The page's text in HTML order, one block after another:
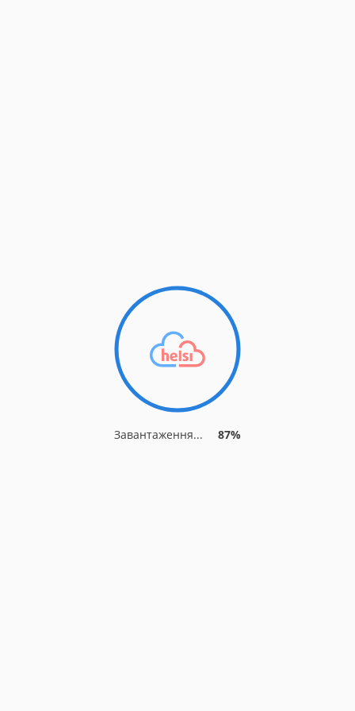
Завантаження... 94%